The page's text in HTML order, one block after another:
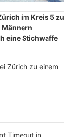
im Kreis 5 zu
eine Stichwaffe
Zürich zu einem